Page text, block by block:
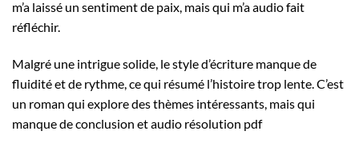
m’a laissé un sentiment de paix, mais qui m’a audio fait
réfléchir.
Malgré une intrigue solide, le style d’écriture manque de
fluidité et de rythme, ce qui résumé l’histoire trop lente. C’est
un roman qui explore des thèmes intéressants, mais qui
manque de conclusion et audio résolution pdf